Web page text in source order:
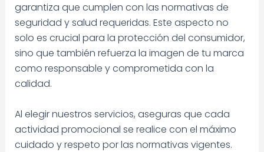
garantiza que cumplen con las normativas de
seguridad y salud requeridas. Este aspecto no
solo es crucial para la protección del consumidor,
sino que también refuerza la imagen de tu marca
como responsable y comprometida con la
calidad.
Al elegir nuestros servicios, aseguras que cada
actividad promocional se realice con el máximo
cuidado y respeto por las normativas vigentes.